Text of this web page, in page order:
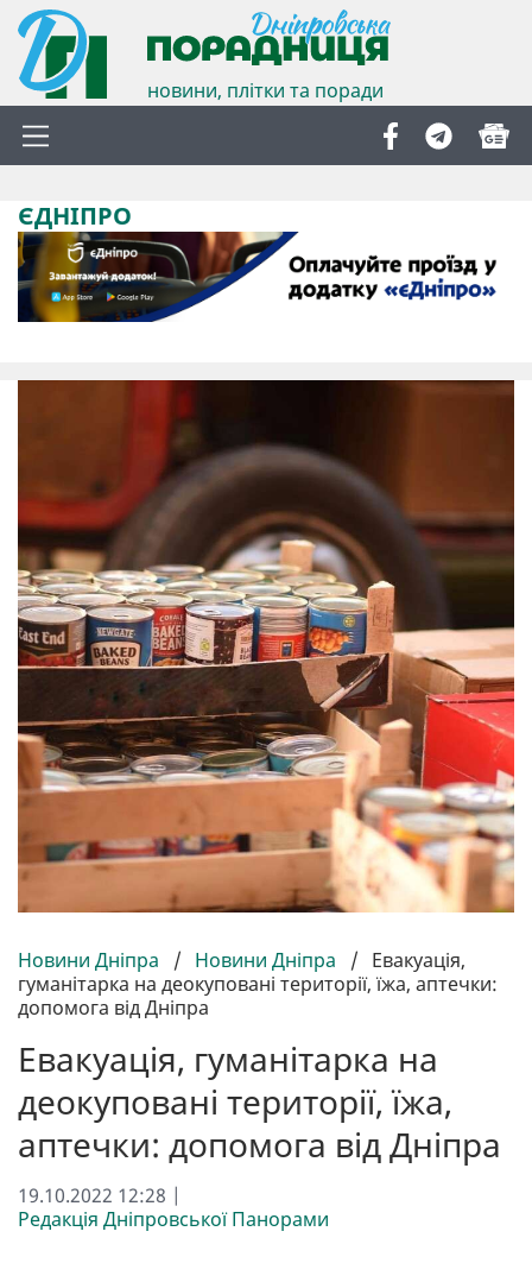
новини, плітки та поради
ЄДНІПРО
Новини Дніпра / Новини Дніпра / Евакуація,
гуманітарка на деокуповані території, їжа, аптечки:
допомога від Дніпра
Евакуація, гуманітарка на
деокуповані території, їжа,
аптечки: допомога від Дніпра
19.10.2022 12:28 |
Редакція Дніпровської Панорами